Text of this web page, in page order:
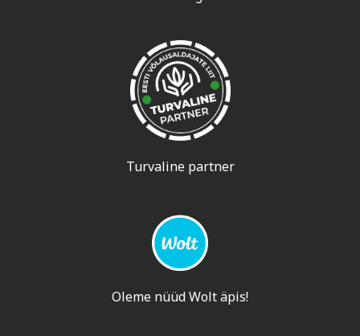
Turvaline partner
Oleme nüüd Wolt äpis!